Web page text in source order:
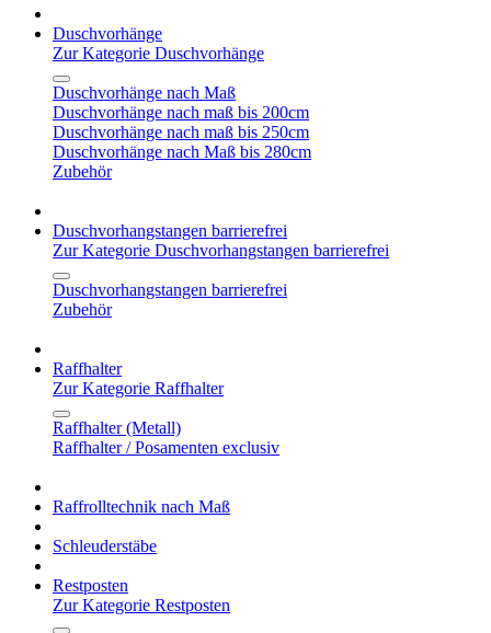
Duschvorhänge
Zur Kategorie Duschvorhänge
Duschvorhänge nach Maß
Duschvorhänge nach maß bis 200cm
Duschvorhänge nach maß bis 250cm
Duschvorhänge nach Maß bis 280cm
Zubehör
Duschvorhangstangen barrierefrei
Zur Kategorie Duschvorhangstangen barrierefrei
Duschvorhangstangen barrierefrei
Zubehör
Raffhalter
Zur Kategorie Raffhalter
Raffhalter (Metall)
Raffhalter / Posamenten exclusiv
Raffrolltechnik nach Maß
Schleuderstäbe
Restposten
Zur Kategorie Restposten